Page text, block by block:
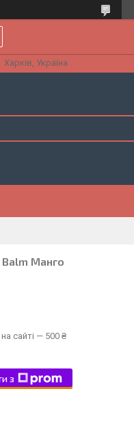
Харків, Україна
Balm Манго
сайті — 500 ₴
з